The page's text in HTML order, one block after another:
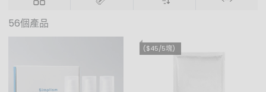
56個產品
($45/5塊)